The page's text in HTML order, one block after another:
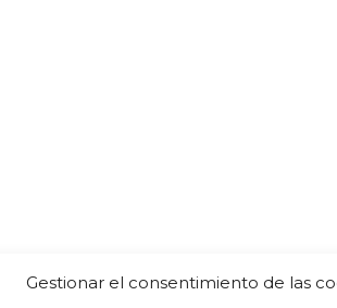
Gestionar el consentimiento de las